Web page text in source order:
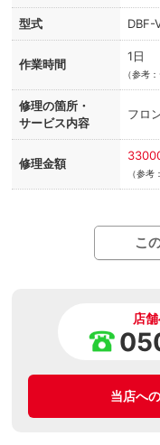
型式 DBF-
作業時間
1日
（参考
修理の箇所・
サービス内容
フロ
修理金額
（参
こ
店
当店へ